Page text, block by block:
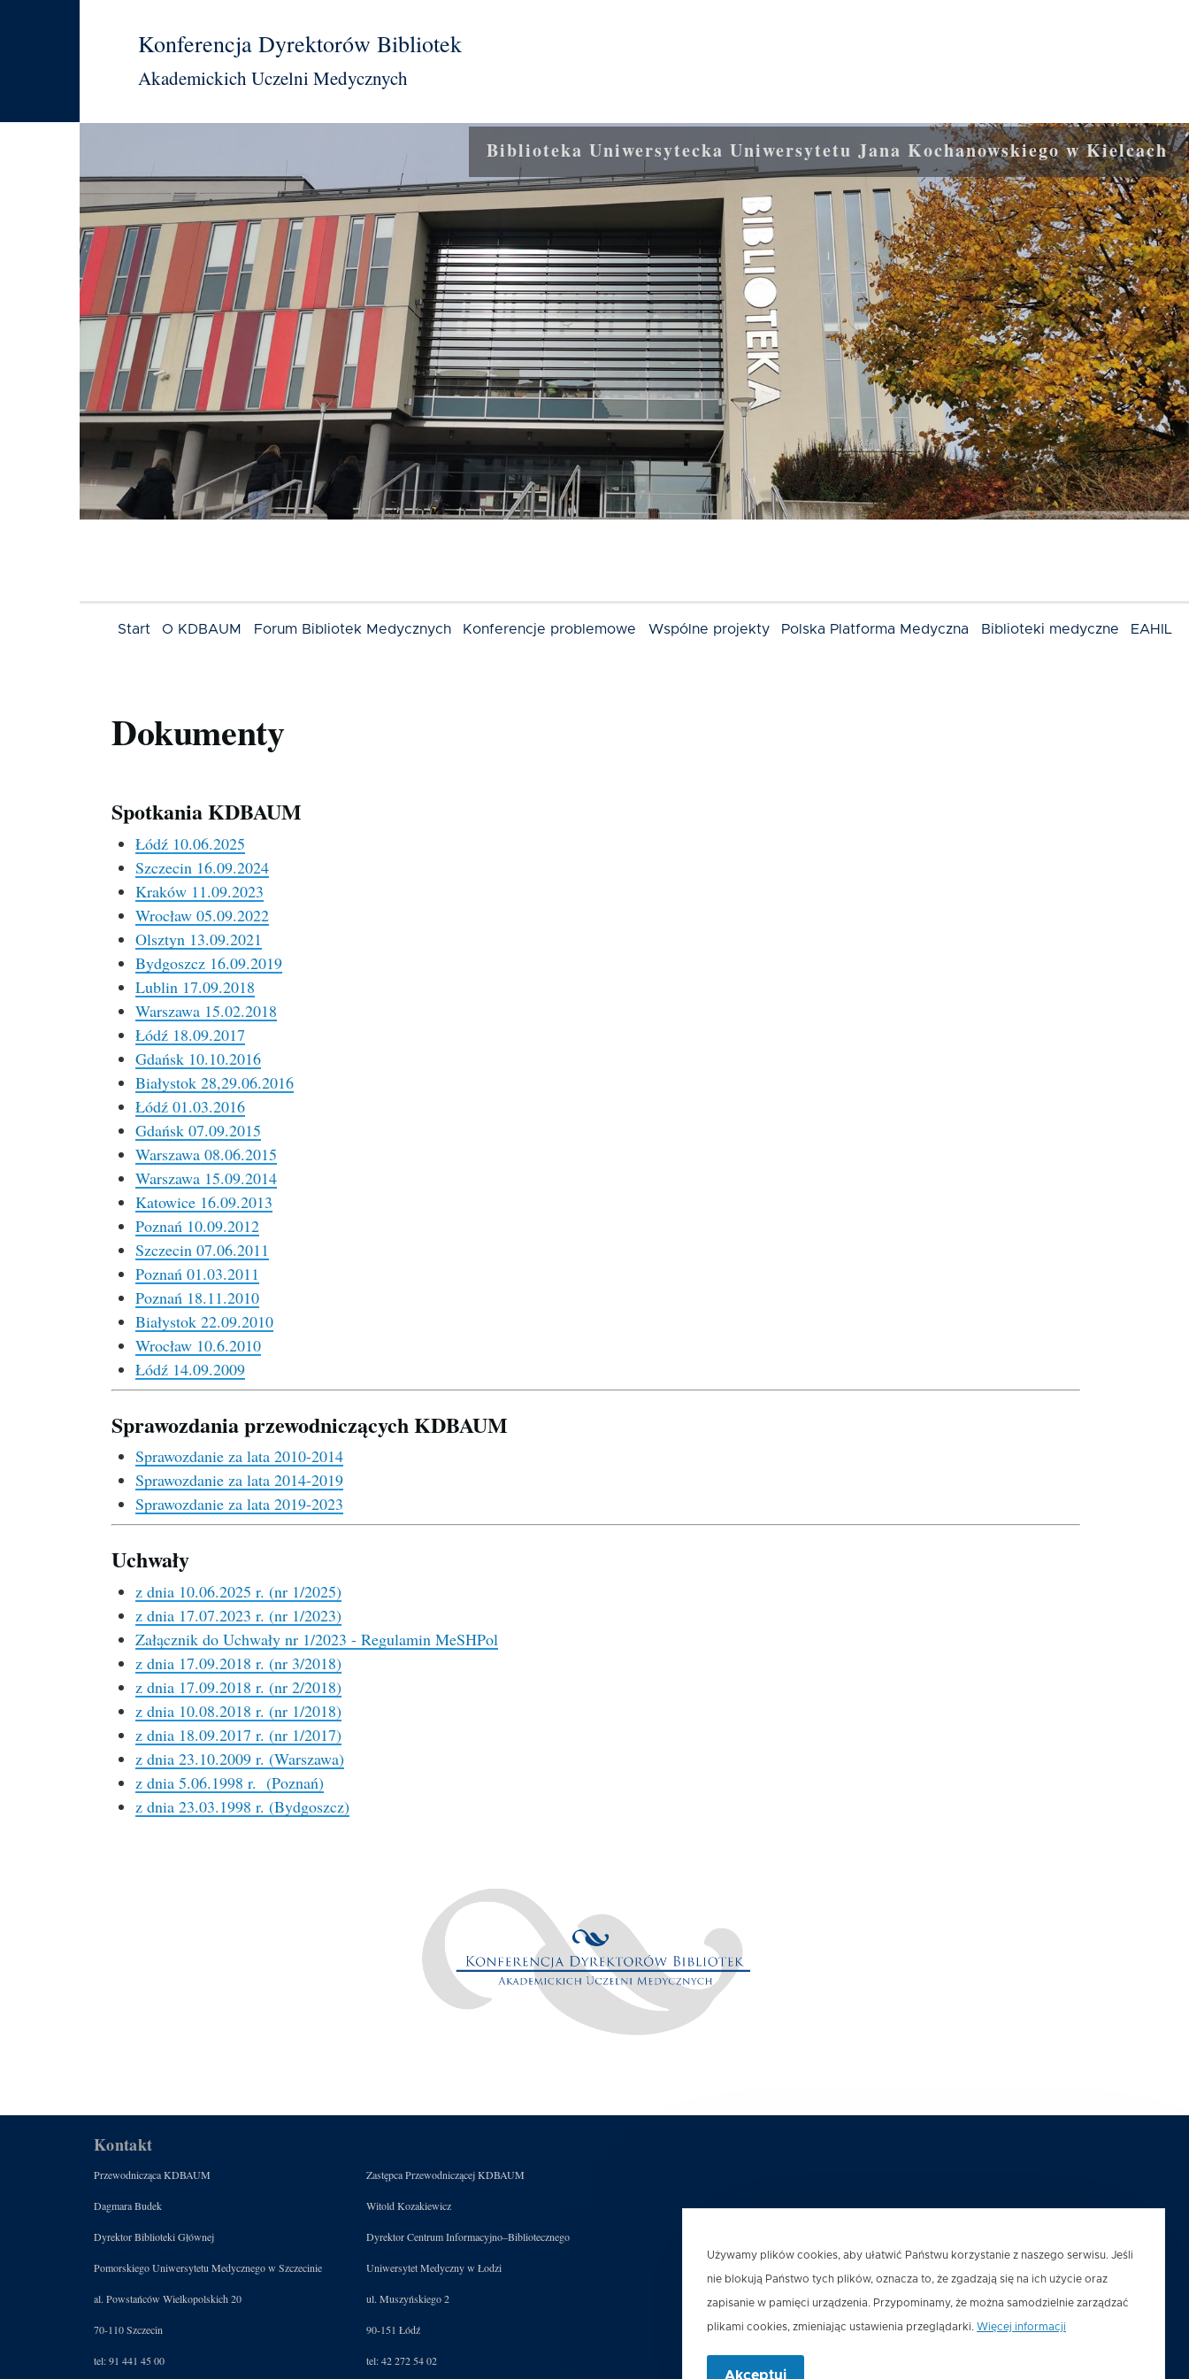
Konferencja Dyrektorów Bibliotek
Akademickich Uczelni Medycznych
Biblioteka Uniwersytecka Uniwersytetu Jana Kochanowskiego w Kielcach
Menu
KDBAUM
Start O KDBAUM Forum Bibliotek Medycznych Konferencje problemowe Wspólne projekty Polska Platforma Medyczna Biblioteki medyczne EAHIL
Dokumenty
Spotkania KDBAUM
Łódź 10.06.2025
Szczecin 16.09.2024
Kraków 11.09.2023
Wrocław 05.09.2022
Olsztyn 13.09.2021
Bydgoszcz 16.09.2019
Lublin 17.09.2018
Warszawa 15.02.2018
Łódź 18.09.2017
Gdańsk 10.10.2016
Białystok 28,29.06.2016
Łódź 01.03.2016
Gdańsk 07.09.2015
Warszawa 08.06.2015
Warszawa 15.09.2014
Katowice 16.09.2013
Poznań 10.09.2012
Szczecin 07.06.2011
Poznań 01.03.2011
Poznań 18.11.2010
Białystok 22.09.2010
Wrocław 10.6.2010
Łódź 14.09.2009
Sprawozdania przewodniczących KDBAUM
Sprawozdanie za lata 2010-2014
Sprawozdanie za lata 2014-2019
Sprawozdanie za lata 2019-2023
Uchwały
z dnia 10.06.2025 r. (nr 1/2025)
z dnia 17.07.2023 r. (nr 1/2023)
Załącznik do Uchwały nr 1/2023 - Regulamin MeSHPol
z dnia 17.09.2018 r. (nr 3/2018)
z dnia 17.09.2018 r. (nr 2/2018)
z dnia 10.08.2018 r. (nr 1/2018)
z dnia 18.09.2017 r. (nr 1/2017)
z dnia 23.10.2009 r. (Warszawa)
z dnia 5.06.1998 r. (Poznań)
z dnia 23.03.1998 r. (Bydgoszcz)
Kontakt
Przewodnicząca KDBAUM
Dagmara Budek
Dyrektor Biblioteki Głównej
Pomorskiego Uniwersytetu Medycznego w Szczecinie
al. Powstańców Wielkopolskich 20
70-110 Szczecin
tel: 91 441 45 00
Zastępca Przewodniczącej KDBAUM
Witold Kozakiewicz
Dyrektor Centrum Informacyjno–Bibliotecznego
Uniwersytet Medyczny w Łodzi
ul. Muszyńskiego 2
90-151 Łódź
tel: 42 272 54 02
Używamy plików cookies, aby ułatwić Państwu korzystanie z naszego serwisu. Jeśli
nie blokują Państwo tych plików, oznacza to, że zgadzają się na ich użycie oraz
zapisanie w pamięci urządzenia. Przypominamy, że można samodzielnie zarządzać
plikami cookies, zmieniając ustawienia przeglądarki. Więcej informacji
Akceptuj